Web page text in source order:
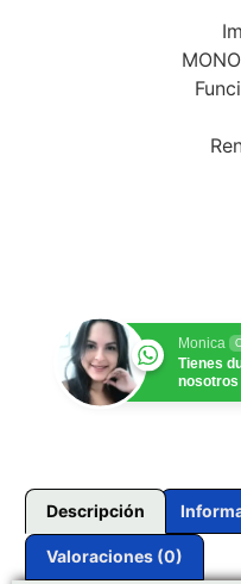
Monica
Tienes
nosotros
Descripción
Valoraciones (0)